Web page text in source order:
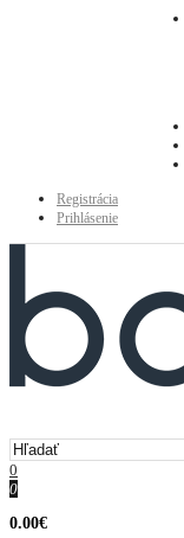
Registrácia
Prihlásenie
0
0
0.00€